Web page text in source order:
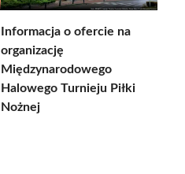
Informacja o ofercie na
organizację
Międzynarodowego
Halowego Turnieju Piłki
Nożnej